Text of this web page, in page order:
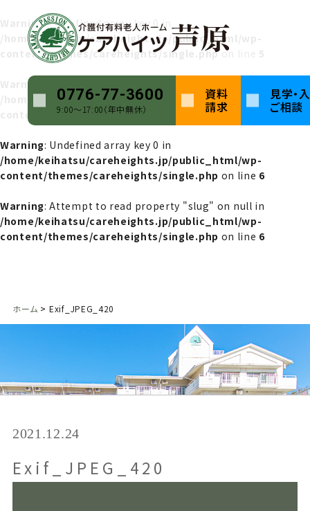
0776-77-3600
9:00〜17:00（年中無休）
資料
請求
見学・
ご相談
Warning: Undefined array key 0 in
/home/keihatsu/careheights.jp/public_html/wp-
content/themes/careheights/single.phpon line
Warning
/home/keihatsu/careheights.jp/public_html/wp-
content/themes/careheights/single.phpon line
Warning: Undefined array key 0 in
/home/keihatsu/careheights.jp/public_html/wp-
content/themes/careheights/single.php on line 6
Warning: Attempt to read property "slug" on null in
/home/keihatsu/careheights.jp/public_html/wp-
content/themes/careheights/single.php on line 6
ホーム Exif_JPEG_420
2021.12.24
Exif_JPEG_420